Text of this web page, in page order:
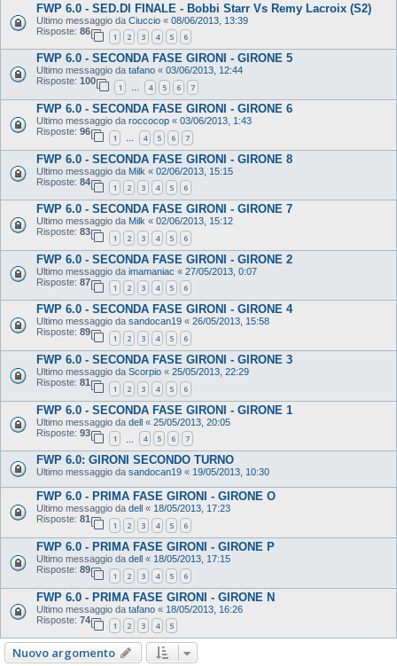
FWP 6.0 - SED.DI FINALE - Bobbi Starr Vs Remy Lacroix (S2)
Ultimo messaggio da Ciuccio « 08/06/2013, 13:39
Risposte: 86
1 2 3 4 5 6
FWP 6.0 - SECONDA FASE GIRONI - GIRONE 5
Ultimo messaggio da tafano « 03/06/2013, 12:44
Risposte: 100
1 … 4 5 6 7
FWP 6.0 - SECONDA FASE GIRONI - GIRONE 6
Ultimo messaggio da roccocop « 03/06/2013, 1:43
Risposte: 96
1 … 4 5 6 7
FWP 6.0 - SECONDA FASE GIRONI - GIRONE 8
Ultimo messaggio da Milk « 02/06/2013, 15:15
Risposte: 84
1 2 3 4 5 6
FWP 6.0 - SECONDA FASE GIRONI - GIRONE 7
Ultimo messaggio da Milk « 02/06/2013, 15:12
Risposte: 83
1 2 3 4 5 6
FWP 6.0 - SECONDA FASE GIRONI - GIRONE 2
Ultimo messaggio da imamaniac « 27/05/2013, 0:07
Risposte: 87
1 2 3 4 5 6
FWP 6.0 - SECONDA FASE GIRONI - GIRONE 4
Ultimo messaggio da sandocan19 « 26/05/2013, 15:58
Risposte: 89
1 2 3 4 5 6
FWP 6.0 - SECONDA FASE GIRONI - GIRONE 3
Ultimo messaggio da Scorpio « 25/05/2013, 22:29
Risposte: 81
1 2 3 4 5 6
FWP 6.0 - SECONDA FASE GIRONI - GIRONE 1
Ultimo messaggio da dell « 25/05/2013, 20:05
Risposte: 93
1 4 5 6 7
FWP 6.0: GIRONI SECONDO TURNO
Ultimo messaggio da sandocan19 « 19/05/2013, 10:30
FWP 6.0 - PRIMA FASE GIRONI - GIRONE O
Ultimo messaggio da dell « 18/05/2013, 17:23
Risposte: 81
1 2 3 4 5 6
FWP 6.0 - PRIMA FASE GIRONI - GIRONE P
Ultimo messaggio da dell « 18/05/2013, 17:15
Risposte: 89
1 2 3 4 5 6
FWP 6.0 - PRIMA FASE GIRONI - GIRONE N
Ultimo messaggio da tafano « 18/05/2013, 16:26
Risposte: 74
1 2 3 4 5
Nuovo argomento